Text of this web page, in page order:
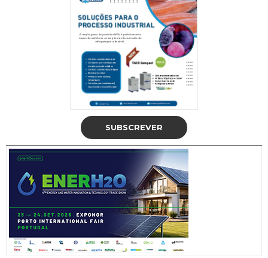
SUBSCREVER